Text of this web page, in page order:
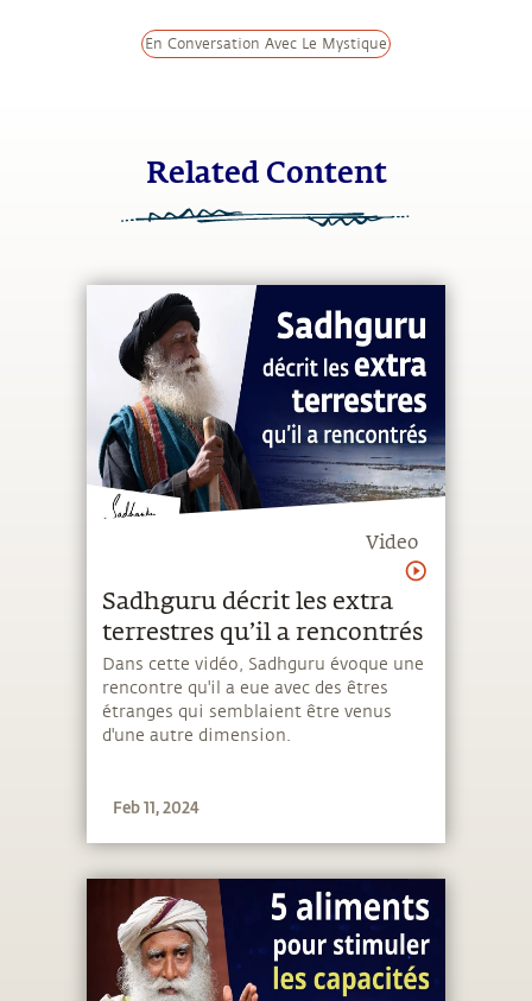
En Conversation Avec Le Mystique
Related Content
Video
Sadhguru décrit les extra
terrestres qu’il a rencontrés
Dans cette vidéo, Sadhguru évoque une
rencontre qu'il a eue avec des êtres
étranges qui semblaient être venus
d'une autre dimension.
Feb 11, 2024